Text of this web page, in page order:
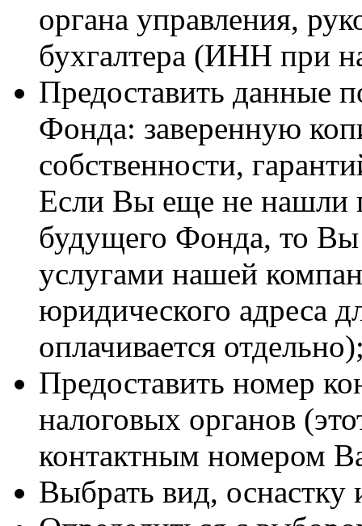
органа управления,
бухгалтера (ИНН при
Предоставить данные
Фонда: заверенную
собственности,
Если Вы еще не нашли
будущего Фонда, то Вы
услугами нашей
юридического адреса
оплачивается
Предоставить номер
налоговых органов
контактным номером
Выбрать вид, оснастку